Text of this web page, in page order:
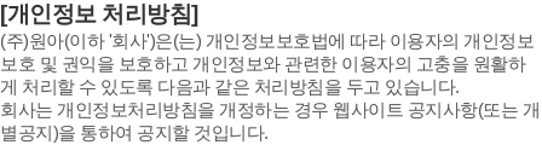
[개인정보 처리방침]
(주)원아(이하 '회사')은(는) 개인정보보호법에 따라 이용자의 개인정보
보호 및 권익을 보호하고 개인정보와 관련한 이용자의 고충을 원활하
게 처리할 수 있도록 다음과 같은 처리방침을 두고 있습니다.
회사는 개인정보처리방침을 개정하는 경우 웹사이트 공지사항(또는 개
별공지)을 통하여 공지할 것입니다.